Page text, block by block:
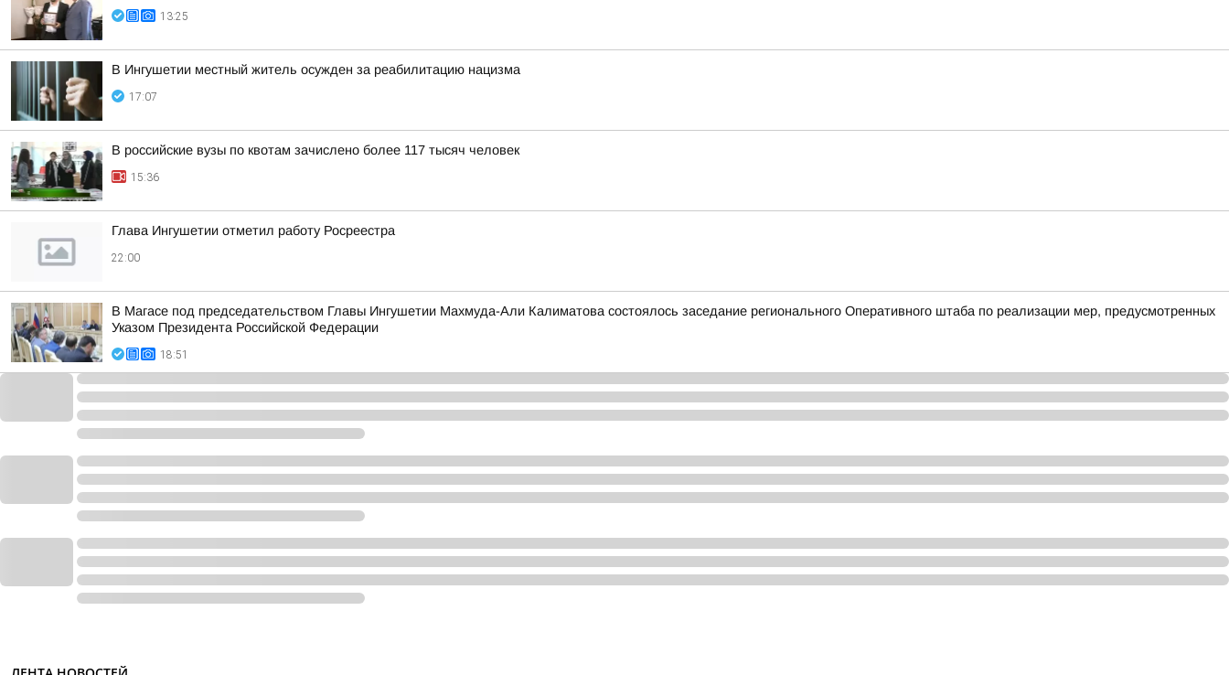
13:25
В Ингушетии местный житель осужден за реабилитацию нацизма
17:07
В российские вузы по квотам зачислено более 117 тысяч человек
15:36
Глава Ингушетии отметил работу Росреестра
22:00
В Магасе под председательством Главы Ингушетии Махмуда-Али Калиматова состоялось заседание регионального Оперативного штаба по реализации мер, предусмотренных
Указом Президента Российской Федерации
18:51